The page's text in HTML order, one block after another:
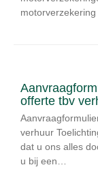
motorverzekering
offerte tbv
verhuur
dat u ons alles
u bij een…